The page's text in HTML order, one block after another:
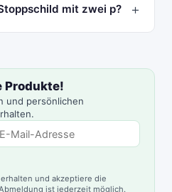
mit zwei p?
Produkte!
und persönlichen
und akzeptiere die
ist jederzeit möglich.